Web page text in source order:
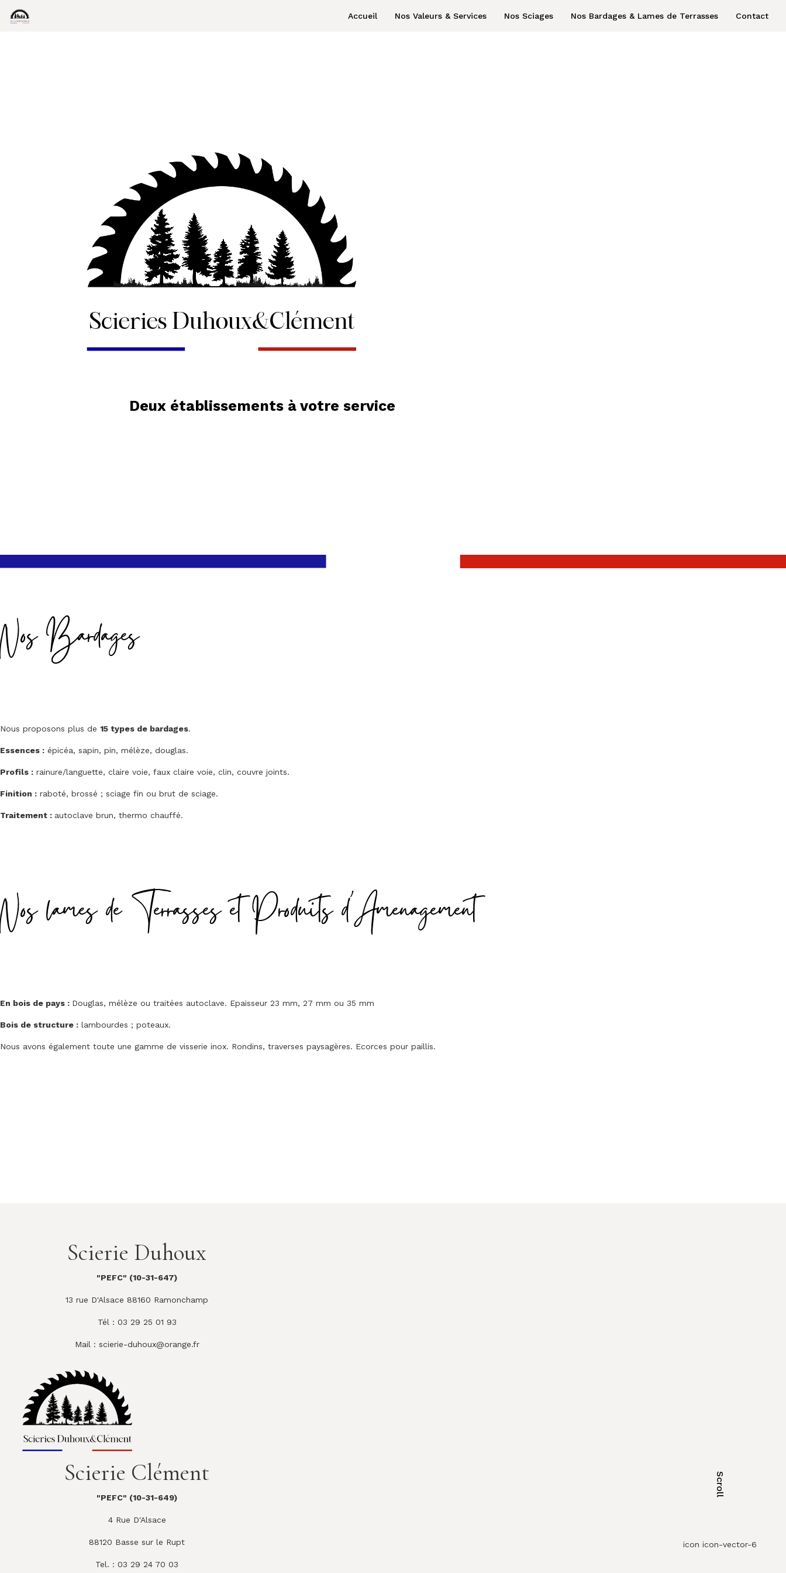
Accueil Nos Valeurs & Services Nos Sciages Nos Bardages & Lames de Terrasses Contact
Deux établissements à votre service
Scroll
icon icon-vector-6
Nos Bardages
Nous proposons plus de 15 types de bardages.
Essences : épicéa, sapin, pin, mélèze, douglas.
Profils : rainure/languette, claire voie, faux claire voie, clin, couvre joints.
Finition : raboté, brossé ; sciage fin ou brut de sciage.
Traitement : autoclave brun, thermo chauffé.
Nos lames de Terrasses et Produits d'Amenagement
En bois de pays : Douglas, mélèze ou traitées autoclave. Epaisseur 23 mm, 27 mm ou 35 mm
Bois de structure : lambourdes ; poteaux.
Nous avons également toute une gamme de visserie inox. Rondins, traverses paysagères. Ecorces pour paillis.
Scierie Duhoux
"PEFC" (10-31-647)
13 rue D'Alsace 88160 Ramonchamp
Tél : 03 29 25 01 93
Mail : scierie-duhoux@orange.fr
Scierie Clément
"PEFC" (10-31-649)
4 Rue D'Alsace
88120 Basse sur le Rupt
Tel. : 03 29 24 70 03